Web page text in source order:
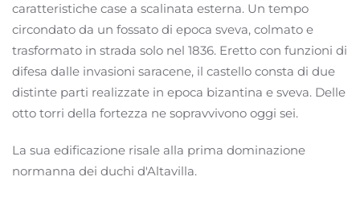
caratteristiche case a scalinata esterna. Un tempo
circondato da un fossato di epoca sveva, colmato e
trasformato in strada solo nel 1836. Eretto con funzioni di
difesa dalle invasioni saracene, il castello consta di due
distinte parti realizzate in epoca bizantina e sveva. Delle
otto torri della fortezza ne sopravvivono oggi sei.
La sua edificazione risale alla prima dominazione
normanna dei duchi d'Altavilla.